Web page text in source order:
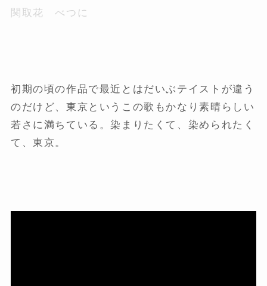
関取花 べつに
初期の頃の作品で最近とはだいぶテイストが違う
のだけど、東京というこの歌もかなり素晴らしい
若さに満ちている。染まりたくて、染められたく
て、東京。